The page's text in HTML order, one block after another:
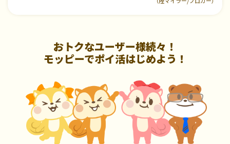
おトクなユーザー様続々！
モッピーでポイ活はじめよう！